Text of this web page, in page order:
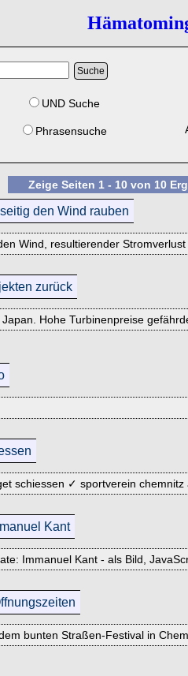
UND Suche
Phrasensuche
Zeige Seiten 1 - 10 von 10
den Wind rauben
Wind, resultierender
zurück
Hohe Turbinenpreise
schiessen ✓ sportverein chemnitz
Kant
Immanuel Kant - als Bild,
bunten Straßen-Festival in